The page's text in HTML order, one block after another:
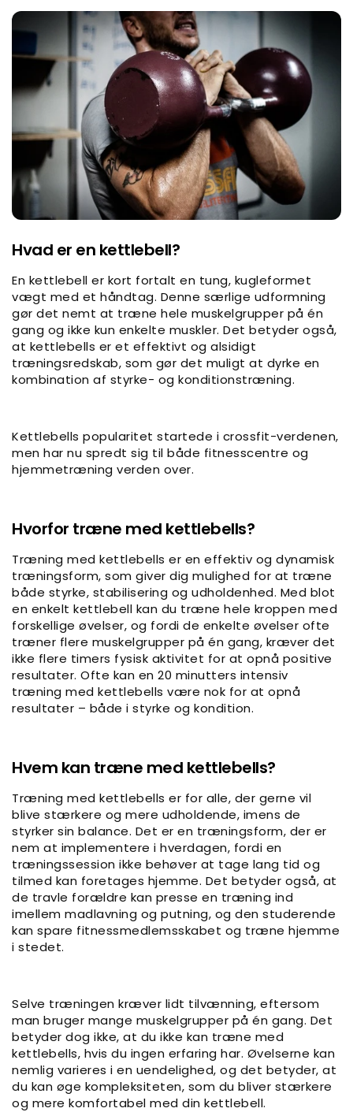
Hvad er en kettlebell?
En kettlebell er kort fortalt en tung, kugleformet
vægt med et håndtag. Denne særlige udformning
gør det nemt at træne hele muskelgrupper på én
gang og ikke kun enkelte muskler. Det betyder også,
at kettlebells er et effektivt og alsidigt
træningsredskab, som gør det muligt at dyrke en
kombination af styrke- og konditionstræning.
Kettlebells popularitet startede i crossfit-verdenen,
men har nu spredt sig til både fitnesscentre og
hjemmetræning verden over.
Hvorfor træne med kettlebells?
Træning med kettlebells er en effektiv og dynamisk
træningsform, som giver dig mulighed for at træne
både styrke, stabilisering og udholdenhed. Med blot
en enkelt kettlebell kan du træne hele kroppen med
forskellige øvelser, og fordi de enkelte øvelser ofte
træner flere muskelgrupper på én gang, kræver det
ikke flere timers fysisk aktivitet for at opnå positive
resultater. Ofte kan en 20 minutters intensiv
træning med kettlebells være nok for at opnå
resultater – både i styrke og kondition.
Hvem kan træne med kettlebells?
Træning med kettlebells er for alle, der gerne vil
blive stærkere og mere udholdende, imens de
styrker sin balance. Det er en træningsform, der er
nem at implementere i hverdagen, fordi en
træningssession ikke behøver at tage lang tid og
tilmed kan foretages hjemme. Det betyder også, at
de travle forældre kan presse en træning ind
imellem madlavning og putning, og den studerende
kan spare fitnessmedlemsskabet og træne hjemme
i stedet.
Selve træningen kræver lidt tilvænning, eftersom
man bruger mange muskelgrupper på én gang. Det
betyder dog ikke, at du ikke kan træne med
kettlebells, hvis du ingen erfaring har. Øvelserne kan
nemlig varieres i en uendelighed, og det betyder, at
du kan øge kompleksiteten, som du bliver stærkere
og mere komfortabel med din kettlebell.